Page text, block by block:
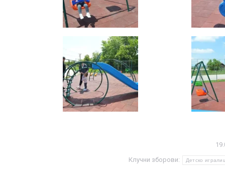
Клучни зборови: Детско